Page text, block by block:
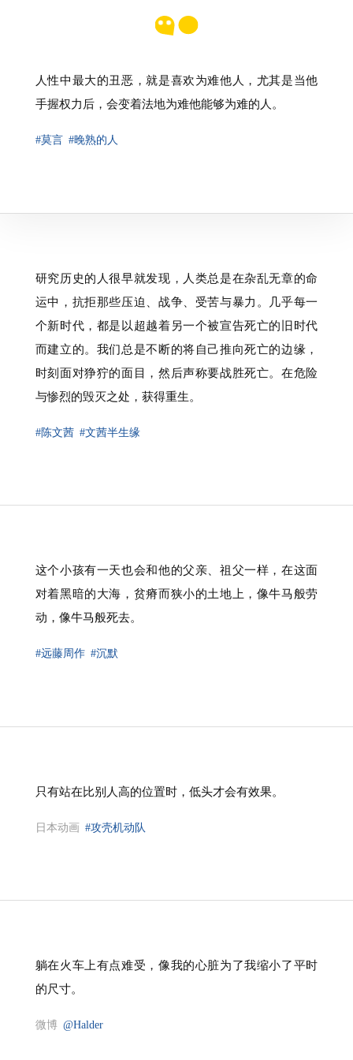
人性中最大的丑恶，就是喜欢为难他人，尤其是当他
手握权力后，会变着法地为难他能够为难的人。
#莫言 #晚熟的人
研究历史的人很早就发现，人类总是在杂乱无章的命
运中，抗拒那些压迫、战争、受苦与暴力。几乎每一
个新时代，都是以超越着另一个被宣告死亡的旧时代
而建立的。我们总是不断的将自己推向死亡的边缘，
时刻面对狰狞的面目，然后声称要战胜死亡。在危险
与惨烈的毁灭之处，获得重生。
#陈文茜 #文茜半生缘
这个小孩有一天也会和他的父亲、祖父一样，在这面
对着黑暗的大海，贫瘠而狭小的土地上，像牛马般劳
动，像牛马般死去。
#远藤周作 #沉默
只有站在比别人高的位置时，低头才会有效果。
日本动画 #攻壳机动队
躺在火车上有点难受，像我的心脏为了我缩小了平时
的尺寸。
微博 @Halder